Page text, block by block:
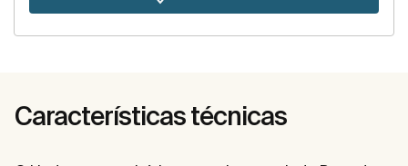
Características técnicas